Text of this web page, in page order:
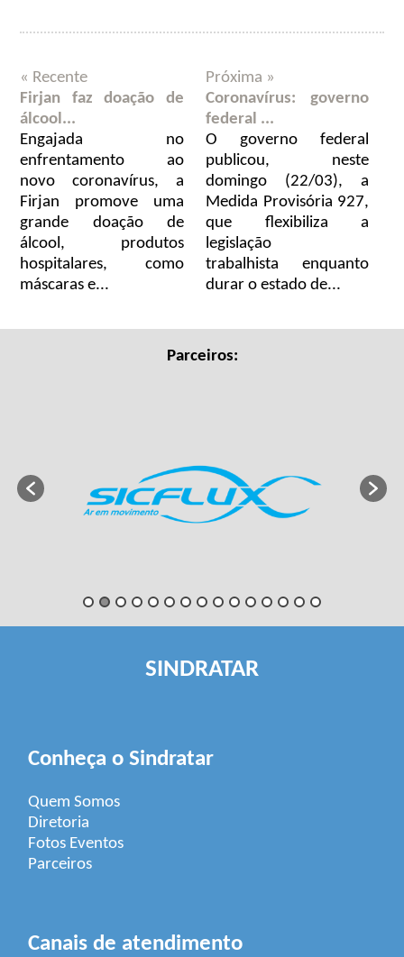
« Recente
Firjan faz doação de
álcool...
Engajada no
enfrentamento ao
novo coronavírus, a
Firjan promove uma
grande doação de
álcool, produtos
hospitalares, como
máscaras e...
Próxima »
Coronavírus: governo
federal ...
O governo federal
publicou, neste
domingo (22/03), a
Medida Provisória 927,
que flexibiliza a
legislação
trabalhista enquanto
durar o estado de...
Parceiros:
SINDRATAR
Conheça o Sindratar
Quem Somos
Diretoria
Fotos Eventos
Parceiros
Canais de atendimento